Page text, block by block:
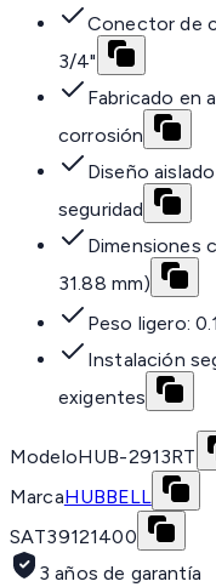
Conector de
3/4"
Fabricado en
corrosión
Diseño
seguridad
Dimensiones
31.88 mm)
Peso ligero:
Instalación
exigentes
ModeloHUB-2913RT
MarcaHUBBELL
SAT39121400
3 años de garantía